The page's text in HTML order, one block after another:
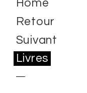
Home
Retour
Suivant
Livres